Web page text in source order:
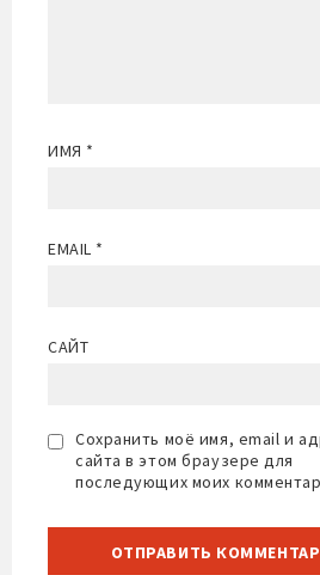
ИМЯ *
EMAIL *
САЙТ
Сохранить моё имя, email и
сайта в этом браузере для
последующих моих